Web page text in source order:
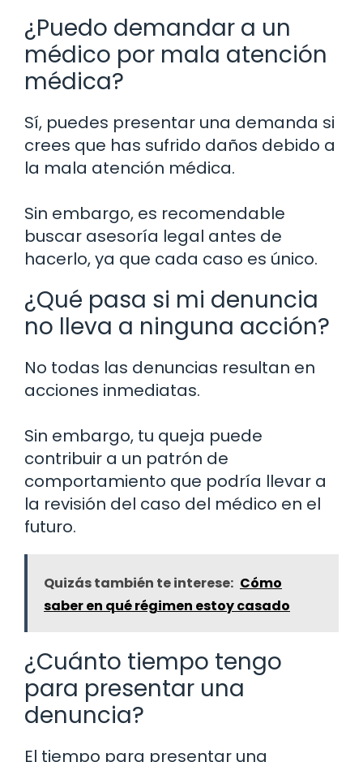
¿Puedo demandar a un
médico por mala atención
médica?
Sí, puedes presentar una demanda si
crees que has sufrido daños debido a
la mala atención médica.
Sin embargo, es recomendable
buscar asesoría legal antes de
hacerlo, ya que cada caso es único.
¿Qué pasa si mi denuncia
no lleva a ninguna acción?
No todas las denuncias resultan en
acciones inmediatas.
Sin embargo, tu queja puede
contribuir a un patrón de
comportamiento que podría llevar a
la revisión del caso del médico en el
futuro.
Quizás también te interese: Cómo
saber en qué régimen estoy casado
¿Cuánto tiempo tengo
para presentar una
denuncia?
El tiempo para presentar una